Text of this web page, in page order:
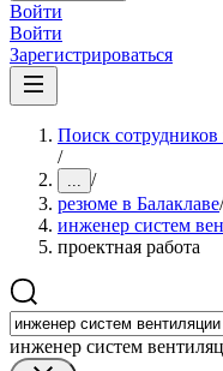
Войти
Войти
Зарегистрироваться
Поиск сотрудников
/
... /
резюме в Балаклаве/
инженер систем
проектная работа
инженер систем